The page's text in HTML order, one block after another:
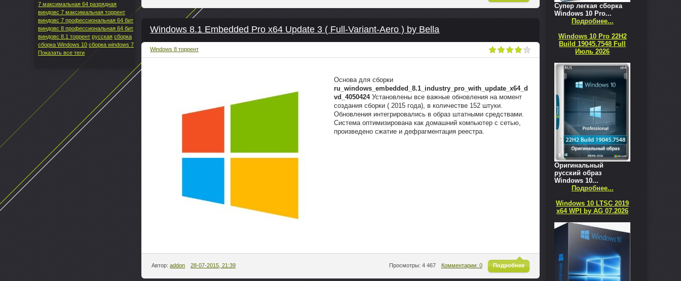
Windows 8.1 Embedded Pro x64 Update 3 ( Full-Variant-Aero ) by Bella
Windows 8 торрент
Основа для сборки
ru_windows_embedded_8.1_industry_pro_with_update_x64_d
vd_4050424Установлены все важные обновления на момент
создания сборки ( 2015 года), в количестве 152 штуки.
Обновления интегрировались в образ штатными средствами.
Система оптимизирована как домашний компьютер с сетью,
произведено сжатие и дефрагментация реестра.
Подробнее
Комментарии: 0
Просмотры: 4 467
Автор:addon 28-07-2015, 21:39
Супер легкая сборка
Windows 10 Pro...
Подробнее...
Windows 10 Pro 22H2
Build 19045.7548 Full
Июль 2026
Оригинальный
русский образ
Windows 10...
Подробнее...
Windows 10 LTSC 2019
x64 WPI by AG 07.2026
7 максимальная 64 разрядная
виндовс 7 максимальная торрент
виндовс 7 профессиональная 64 бит
виндовс 8 профессиональная 64 бит
виндовс 8.1 торрент русская сборка
сборка Windows 10 сборка windows 7
Показать все теги